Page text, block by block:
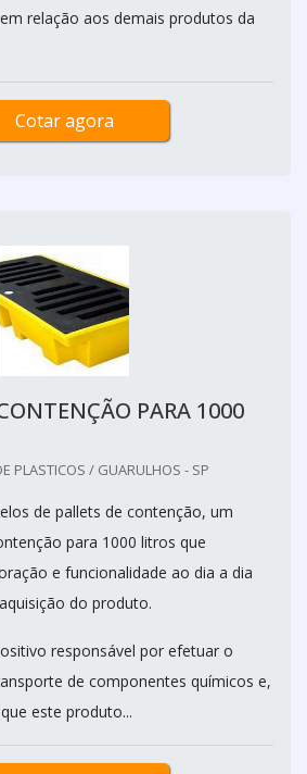
relação aos demais produtos da
Cotar agora
PARA 1000
PLASTICOS / GUARULHOS - SP
de pallets de contenção, um
para 1000 litros que
e funcionalidade ao dia a dia
do produto.
responsável por efetuar o
de componentes químicos e,
este produto...